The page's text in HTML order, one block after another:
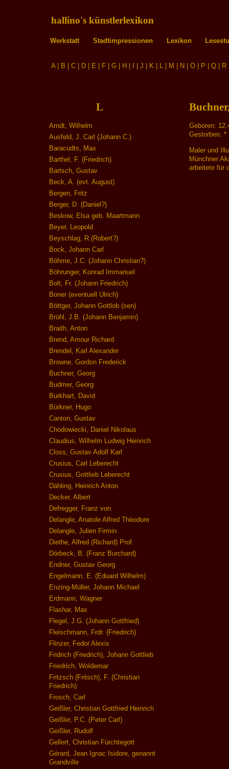
hallino's künstlerlexikon
Werkstatt Stadtimpressionen Lexikon
A| B C D E F G H J K L M N O P Q R
L
Arndt, Wilhelm
Ausfeld, J. Carl (Johann C.)
Baracudts, Max
Barthel, F. (Friedrich)
Bartsch, Gustav
Beck, A. (evt. August)
Bergen, Fritz
Berger, D. (Daniel?)
Beskow, Elsa geb. Maartmann
Beyer, Leopold
Beyschlag, R.(Robert?)
Bock, Johann Carl
Böhme, J.C. (Johann Christian?)
Böhrunger, Konrad Immanuel
Bolt, Fr. (Johann Friedrich)
Boner (eventuell Ulrich)
Böttger, Johann Gottlob (sen)
Brühl, J.B. (Johann Benjamin)
Braith, Anton
Brend, Amour Richard
Brendel, Karl Alexander
Browne, Gordon Frederick
Buchner, Georg
Budmer, Georg
Burkhart, David
Bürkner, Hugo
Canton, Gustav
Chodowiecki, Daniel Nikolaus
Claudius, Wilhelm Ludwig Heinrich
Closs, Gustav Adolf Karl
Crusius, Carl Leberecht
Crusius, Gottlieb Leberecht
Dähling, Heinrich Anton
Decker, Albert
Defregger, Franz von
Delangle, Anatole Alfred Thèodore
Delangle, Julien Firmin
Diethe, Alfred (Richard) Prof.
Dörbeck, B. (Franz Burchard)
Endner, Gustav Georg
Engelmann, E. (Eduard Wilhelm)
Enzing-Müller, Johann Michael
Erdmann, Wagner
Flashar, Max
Flegel, J.G. (Johann Gottfried)
Fleischmann, Frdr. (Friedrich)
Flinzer, Fedor Alexis
Fridrich (Friedrich), Johann Gottlieb
Friedrich, Woldemar
Fritzsch (Fritsch), F. (Christian
Friedrich)
Frosch, Carl
Geißler, Christian Gottfried Heinrich
Geißler, P.C. (Peter Carl)
Geißler, Rudolf
Gellert, Christian Fürchtegott
Gérard, Jean Ignac Isidore, genannt
Grandville
Geboren:
Gestorben: *
Maler und
Münchner
arbeitete für